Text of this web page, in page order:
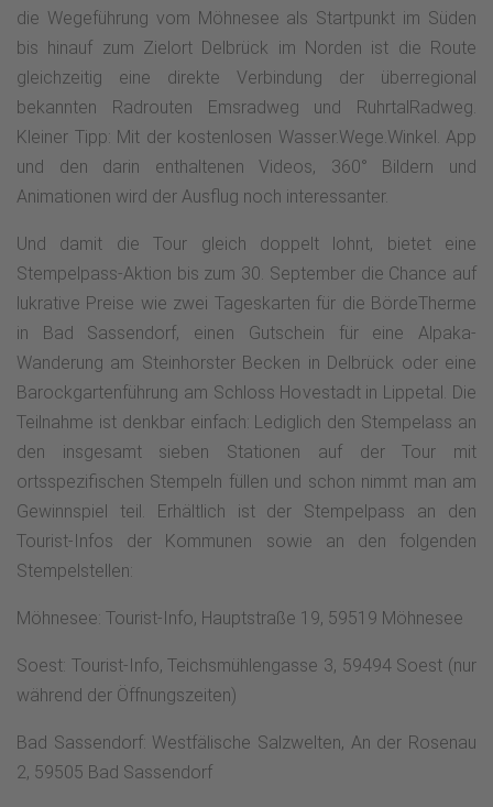
die Wegeführung vom Möhnesee als Startpunkt im Süden
bis hinauf zum Zielort Delbrück im Norden ist die Route
gleichzeitig eine direkte Verbindung der überregional
bekannten Radrouten Emsradweg und RuhrtalRadweg.
Kleiner Tipp: Mit der kostenlosen Wasser.Wege.Winkel. App
und den darin enthaltenen Videos, 360° Bildern und
Animationen wird der Ausflug noch interessanter.
Und damit die Tour gleich doppelt lohnt, bietet eine
Stempelpass-Aktion bis zum 30. September die Chance auf
lukrative Preise wie zwei Tageskarten für die BördeTherme
in Bad Sassendorf, einen Gutschein für eine Alpaka-
Wanderung am Steinhorster Becken in Delbrück oder eine
Barockgartenführung am Schloss Hovestadt in Lippetal. Die
Teilnahme ist denkbar einfach: Lediglich den Stempelass an
den insgesamt sieben Stationen auf der Tour mit
ortsspezifischen Stempeln füllen und schon nimmt man am
Gewinnspiel teil. Erhältlich ist der Stempelpass an den
Tourist-Infos der Kommunen sowie an den folgenden
Stempelstellen:
Möhnesee: To​​​​​​​urist-Info, Hauptstraße 19, 59519 Möhnesee
Soest: Tourist-Info, Te​​​​​​​ichsmühlengasse 3, 59494 Soest (nur
während der Öffnungszeiten)
Bad Sassendorf: Westfälische Salzwelten, An der Rosenau
2, 59505 Bad Sassendorf​​​​​​​